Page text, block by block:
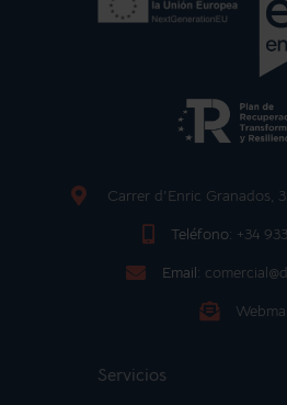
Carrer d'Enric Granados,
Teléfono: +34
Email:
Servicios